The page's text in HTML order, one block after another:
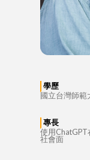
學歷
國立台灣師範
專長
使用
社會面